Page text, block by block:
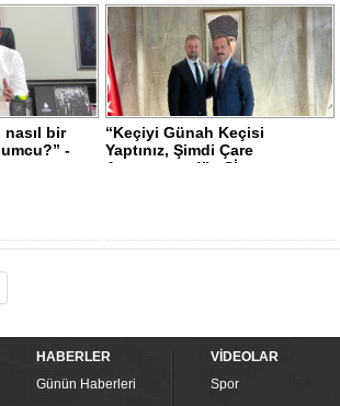
nasıl bir
-
“Keçiyi Günah Keçisi
Yaptınız, Şimdi Çare
Arıyorsunuz!” - Sİ..
HABERLER
Günün Haberleri
VİDEOLAR
Spor